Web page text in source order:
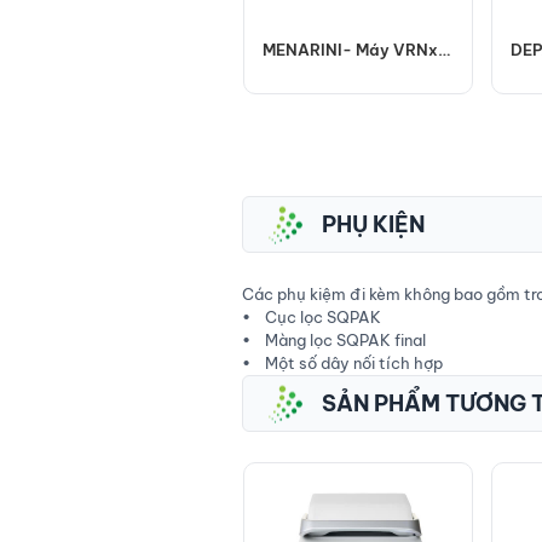
MENARINI- Máy VRNxT
PHỤ KIỆN
Các phụ kiệm đi kèm không bao gồm
• Cục lọc SQPAK
• Màng lọc SQPAK final
• Một số dây nối tích hợp
SẢN PHẨM TƯƠNG